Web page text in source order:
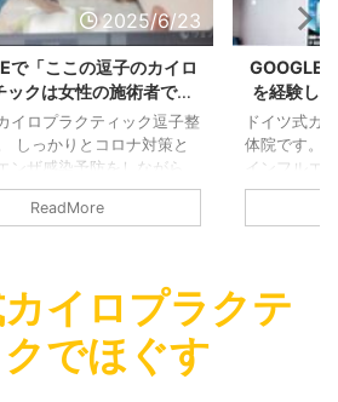
2025/6/23
で「ここの逗子のカイロ
ックは女性の施術者で気
ます」というレビューを
ました！ありがとうござ
いました！
イロプラクティック逗子整
しっかりとコロナ対策と
ンザ感染予防をしながら、
ります。 小さなお店です
的に換気をしています。
ーを利用して換気しつつも
できるように心がけており
を受ける方の間も時間の
あけております。 消毒を
ます。 そして：施術を受
ReadMore
GOOGLE
を経験し
その問題
ました。
ビュ
ドイツ式カ
体院です。
インフルエ
営業してお
適温を提供
ます。 施
カイロプラクテ
でほぐす